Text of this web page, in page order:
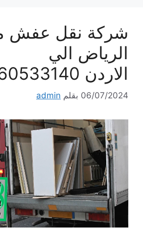
شركة نقل عفش
الرياض الي
الاردن 0560533140
06/07/2024 بقلم admin